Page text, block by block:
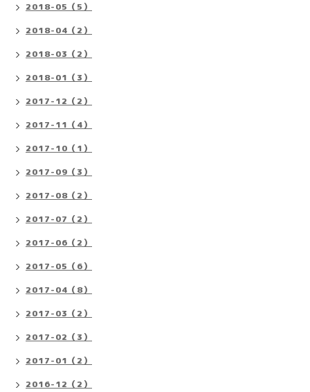
2018-05（5）
2018-04（2）
2018-03（2）
2018-01（3）
2017-12（2）
2017-11（4）
2017-10（1）
2017-09（3）
2017-08（2）
2017-07（2）
2017-06（2）
2017-05（6）
2017-04（8）
2017-03（2）
2017-02（3）
2017-01（2）
2016-12（2）